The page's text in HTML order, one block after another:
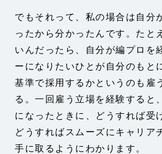
でもそれって、私の場合は自分
ったから分かったんです。たと
いんだったら、自分が編プロを
ーになりたいひとが自分のもと
基準で採用するかというのも雇
る。一回雇う立場を経験すると
になったときに、どうすれば受
どうすればスムーズにキャリア
手に取るようにわかります。